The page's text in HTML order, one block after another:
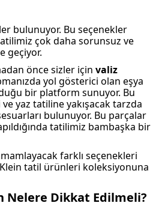
bulunuyor. Bu seçenekler
çok daha sorunsuz ve
geçiyor.
önce sizler için valiz
yol gösterici olan eşya
bir platform sunuyor. Bu
yaz tatiline yakışacak tarzda
bulunuyor. Bu parçalar
tatilimiz bambaşka bir
farklı seçenekleri
tatil ürünleri koleksiyonuna
Nelere Dikkat Edilmeli?